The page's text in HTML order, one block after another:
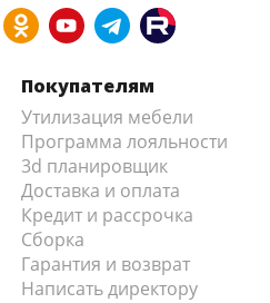
Покупателям
Утилизация мебели
Программа лояльности
3d планировщик
Доставка и оплата
Кредит и рассрочка
Сборка
Гарантия и возврат
Написать директору